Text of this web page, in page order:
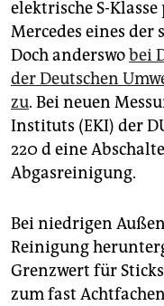
unterstützen
abo
genossenschaft
epaper login
elektrische S-
Mercedes eines der
Doch anderswobei
der Deutschen
zu. Bei neuen
Instituts (EKI) der
220 d eine
Abgasreinigung.
Bei niedrigen
Reinigung
Grenzwert für
zum fast